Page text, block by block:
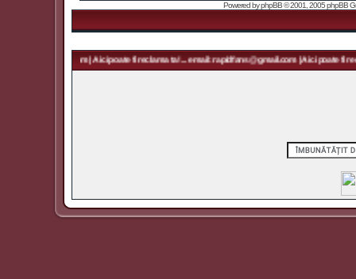
Powered byphpBB© 2001, 2005 phpBB
| Aici poate fi reclama ta! ... email: rapidfans@gmail.com | Aici poate fi